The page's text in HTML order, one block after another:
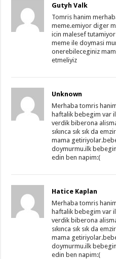
Gutyh Valk
Tomris hanim
meme.emiyor diger
icin malesef
meme ile doymasi
onerebileceginiz
etmeliyiz
Unknown
Merhaba tomris
haftalik bebegim var
verdik biberona
sıkınca sık sık da
mama
doymurmu.ilk
edin ben napim:(
Hatice Kaplan
Merhaba tomris
haftalik bebegim var
verdik biberona
sıkınca sık sık da
mama
doymurmu.ilk
edin ben napim:(